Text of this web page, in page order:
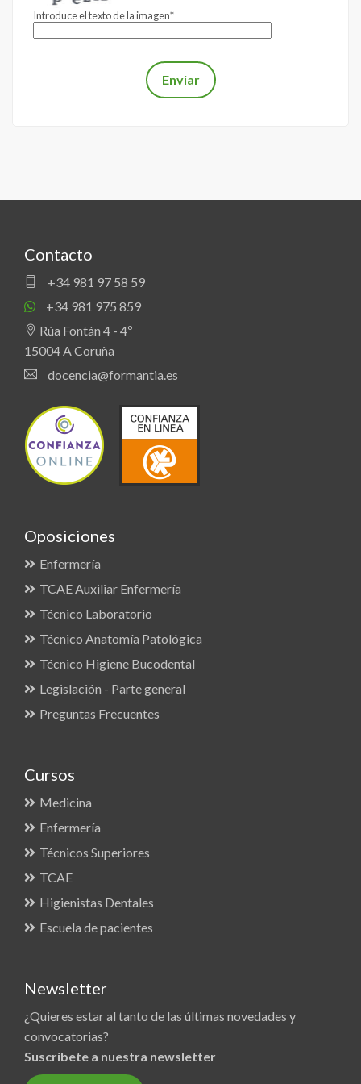
Introduce el texto de la imagen*
Contacto
+34 981 97 58 59
+34 981 975 859
Rúa Fontán 4 - 4º
15004 A Coruña
docencia@formantia.es
Oposiciones
Enfermería
TCAE Auxiliar Enfermería
Técnico Laboratorio
Técnico Anatomía Patológica
Técnico Higiene Bucodental
Legislación - Parte general
Preguntas Frecuentes
Cursos
Medicina
Enfermería
Técnicos Superiores
TCAE
Higienistas Dentales
Escuela de pacientes
Newsletter
¿Quieres estar al tanto de las últimas novedades y
convocatorias?
Suscríbete a nuestra newsletter